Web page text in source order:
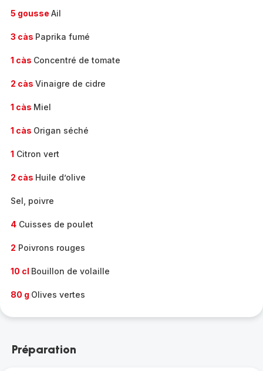
5 gousse Ail
3 càs Paprika fumé
1 càs Concentré de tomate
2 càs Vinaigre de cidre
1 càs Miel
1 càs Origan séché
1 Citron vert
2 càs Huile d’olive
Sel, poivre
4 Cuisses de poulet
2 Poivrons rouges
10 cl Bouillon de volaille
80 g Olives vertes
Préparation